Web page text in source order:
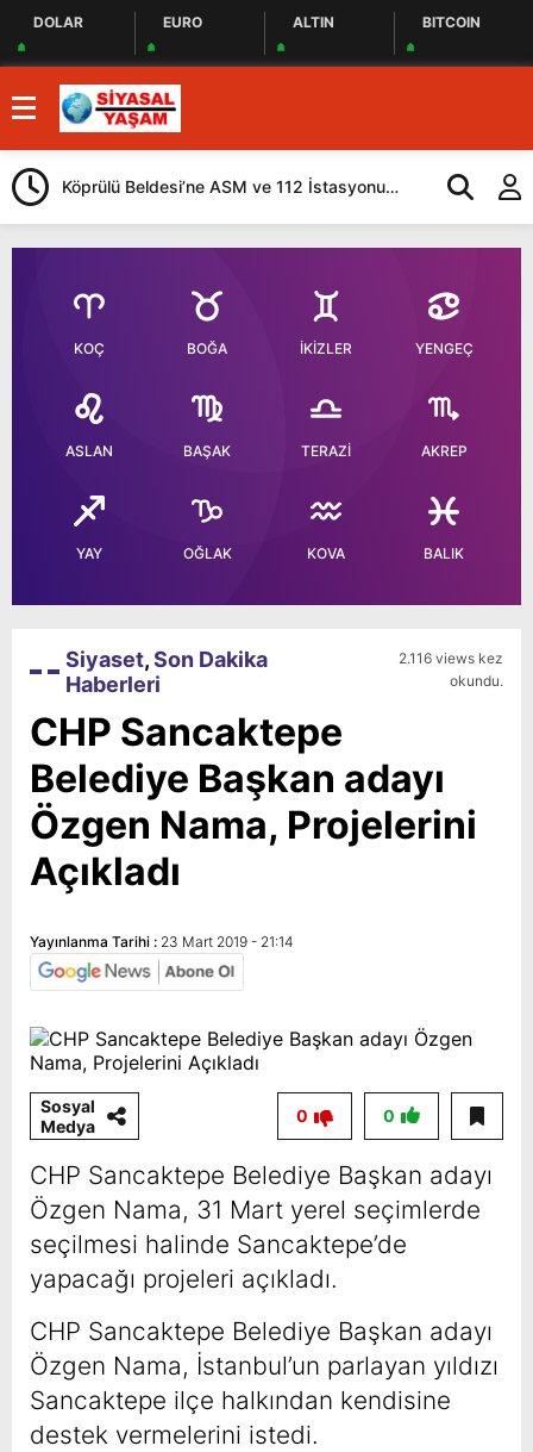
DOLAR EURO ALTIN BITCOIN
Köprülü Beldesi’ne ASM ve 112 İstasyonu
Yapılacak
Ardahan’da
KOÇ BOĞA İKİZLER YENGEÇ
ASLAN BAŞAK TERAZİ AKREP
YAY OĞLAK KOVA BALIK
Siyaset,Son Dakika
Haberleri
2.116 views kez
okundu.
CHP Sancaktepe
Belediye Başkan adayı
Özgen Nama, Projelerini
Açıkladı
Yayınlanma Tarihi : 23 Mart 2019 - 21:14
Sosyal
Medya
0
0
CHP Sancaktepe Belediye Başkan adayı
Özgen Nama, 31 Mart yerel seçimlerde
seçilmesi halinde Sancaktepe’de
yapacağı projeleri açıkladı.
CHP Sancaktepe Belediye Başkan adayı
Özgen Nama, İstanbul’un parlayan yıldızı
Sancaktepe ilçe halkından kendisine
destek vermelerini istedi.